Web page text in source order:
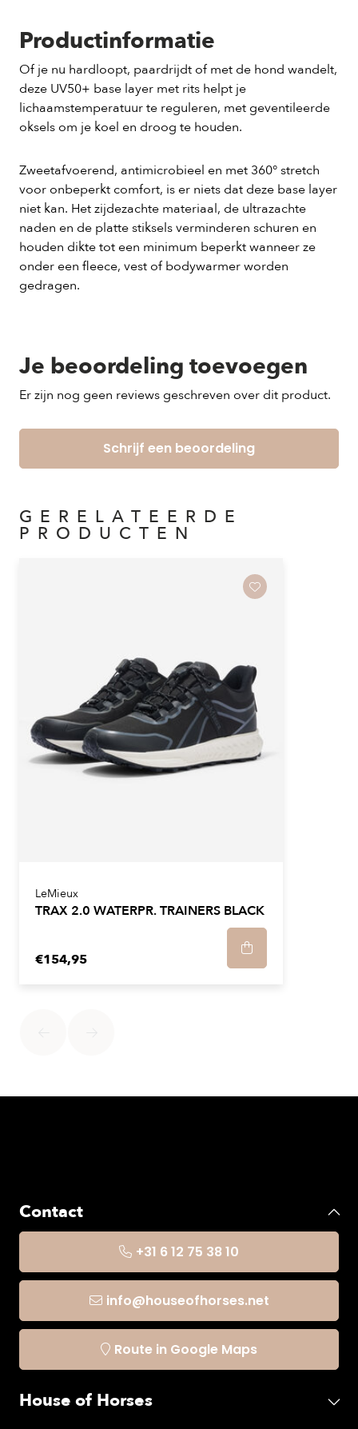
Productinformatie
Of je nu hardloopt, paardrijdt of met de hond wandelt,
deze UV50+ base layer met rits helpt je
lichaamstemperatuur te reguleren, met geventileerde
oksels om je koel en droog te houden.
Zweetafvoerend, antimicrobieel en met 360° stretch
voor onbeperkt comfort, is er niets dat deze base layer
niet kan. Het zijdezachte materiaal, de ultrazachte
naden en de platte stiksels verminderen schuren en
houden dikte tot een minimum beperkt wanneer ze
onder een fleece, vest of bodywarmer worden
gedragen.
Je beoordeling toevoegen
Er zijn nog geen reviews geschreven over dit product.
Schrijf een beoordeling
GERELATEERDE
PRODUCTEN
LeMieux
TRAX 2.0 WATERPR. TRAINERS BLACK
€154,95
Contact
+31 6 12 75 38 10
info@houseofhorses.net
Route in Google Maps
House of Horses